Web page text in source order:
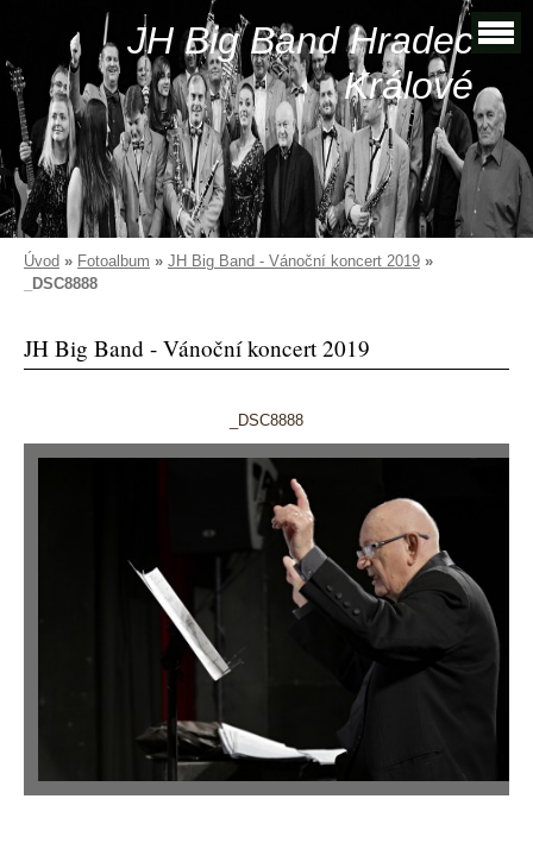
JH Big Band Hradec
Králové
Úvod » Fotoalbum » JH Big Band - Vánoční koncert 2019 »
_DSC8888
JH Big Band - Vánoční koncert 2019
_DSC8888